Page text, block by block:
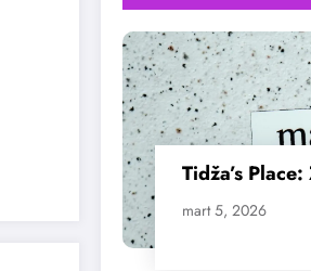
Tidža’s
mart 5, 2026